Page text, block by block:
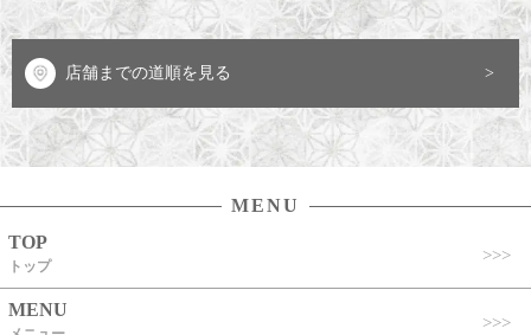
店舗までの道順を見る
MENU
TOP
トップ
MENU